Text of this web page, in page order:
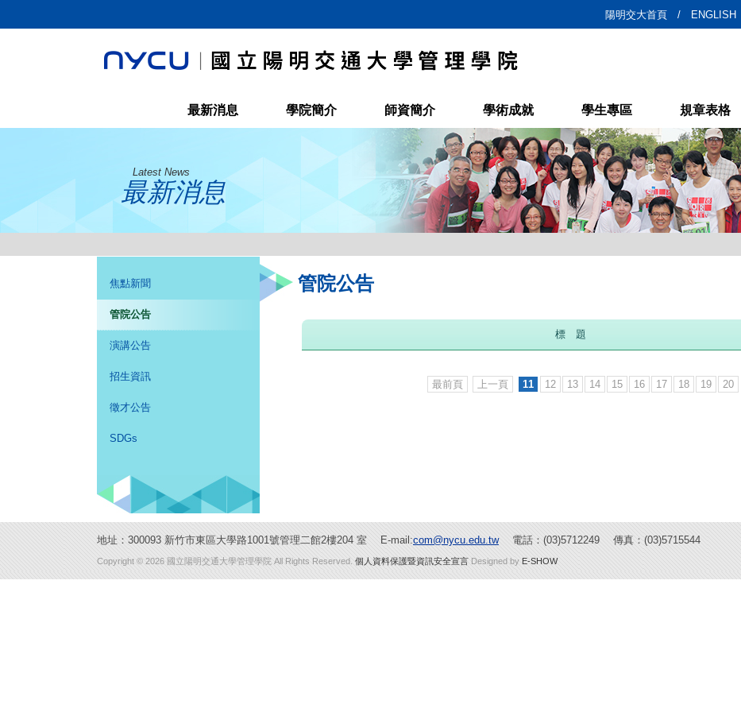
陽明交大首頁 / ENGLISH
最新消息 學院簡介 師資簡介 學術成就 學生專區 規章表格
Latest News
最新消息
焦點新聞
管院公告
演講公告
招生資訊
徵才公告
SDGs
管院公告
標 題
最前頁 上一頁 11 12 13 14 15 16 17 18 19 20
地址：300093 新竹市東區大學路1001號管理二館2樓204 室 E-mail:com@nycu.edu.tw電話：(03)5712249 傳真：(03)5715544
Copyright © 2026 國立陽明交通大學管理學院 All Rights Reserved. 個人資料保護暨資訊安全宣言 Designed by E-SHOW